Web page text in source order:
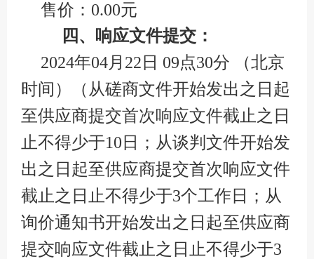
售价：0.00元
四、响应文件提交：
2024年04月22日 09点30分 （北京
时间）（从磋商文件开始发出之日起
至供应商提交首次响应文件截止之日
止不得少于10日；从谈判文件开始发
出之日起至供应商提交首次响应文件
截止之日止不得少于3个工作日；从
询价通知书开始发出之日起至供应商
提交响应文件截止之日止不得少于3